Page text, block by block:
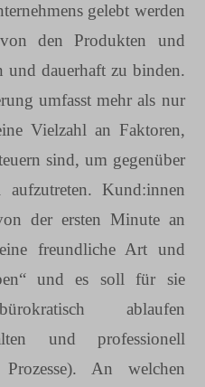
gelebt werden
den Produkten und
und dauerhaft zu binden.
umfasst mehr als nur
Vielzahl an Faktoren,
sind, um gegenüber
Kund:innen
der ersten Minute an
freundliche Art und
und es soll für sie
ablaufen
und professionell
An welchen